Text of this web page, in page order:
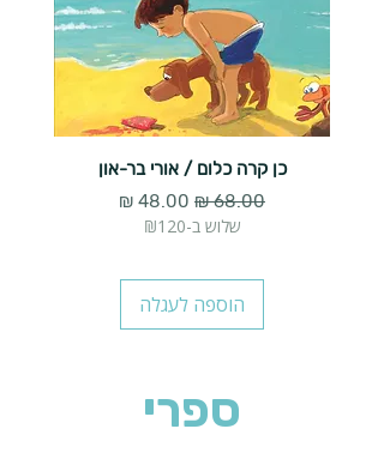
כן קרה כלום / אורי בר-און
מחיר רגיל מחיר מבצע
שלוש ב-₪120
הוספה לעגלה
ספרי